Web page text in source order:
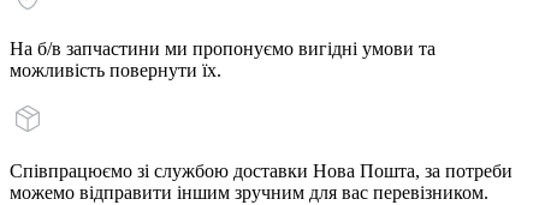
На б/в запчастини ми пропонуємо вигідні умови та
можливість повернути їх.
Співпрацюємо зі службою доставки Нова Пошта, за потреби
можемо відправити іншим зручним для вас перевізником.